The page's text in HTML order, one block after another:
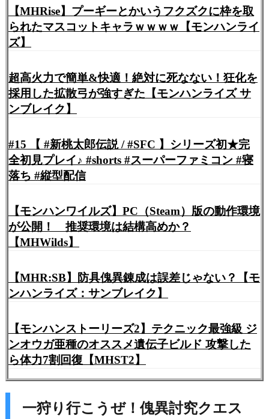
【MHRise】プーギーとかいうフクズクに枠を取
られたマスコットキャラｗｗｗｗ【モンハンライ
ズ】
超高火力で簡単&快適！絶対に死なない！狂化を
採用した拡散弓が強すぎた【モンハンライズ サ
ンブレイク】
#15 【 #新桃太郎伝説 / #SFC 】シリーズ初★完
全初見プレイ♪ #shorts #スーパーファミコン #寝
落ち #縦型配信
【モンハンワイルズ】PC（Steam）版の動作環境
が公開！ 推奨環境は結構高めか？
【MHWilds】
【MHR:SB】防具傀異錬成は誤差じゃない？【モ
ンハンライズ：サンブレイク】
【モンハンストーリーズ2】テクニック最強級 ジ
ンオウガ亜種のオススメ遺伝子ビルド 攻撃した
ら体力7割回復【MHST2】
一狩り行こうぜ！傀異討究クエス